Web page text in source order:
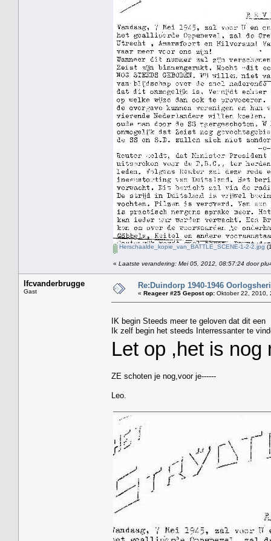
Herschaalde_kopie_van_BATTLE_SCENE-1-2-2.jpg
« Laatste verandering: Mei 05, 2012, 08:57:24 door
lfcvanderbrugge
Gast
Re:Duindorp 1940-1946
« Reageer #25 Gepost op: Oktober 22, 2010,
IK begin Steeds meer te geloven dat dit
Ik zelf begin het steeds Interressanter te
Let op ,het is
ZE schoten je nog,voor je------
Leo.